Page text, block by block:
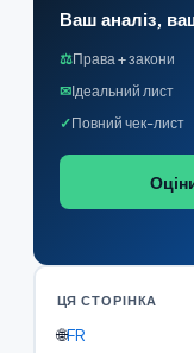
Ваш аналіз,
⚖Права + закони
✉Ідеальний лист
✓Повний чек-лист
ЦЯ СТОРІНКА
🌐FR